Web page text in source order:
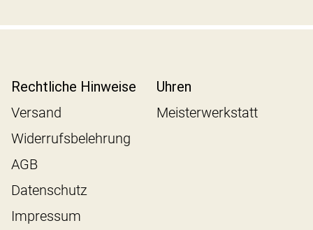
Rechtliche Hinweise
Versand
Widerrufsbelehrung
AGB
Datenschutz
Impressum
Uhren
Meisterwerkstatt